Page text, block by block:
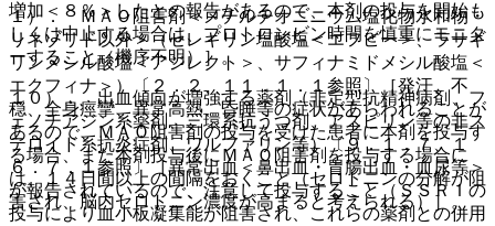
増加＜８％＞したとの報告があるので、本剤の投与を開始も
しくは中止する場合は、プロトロンビン時間を慎重にモニタ
ーすること（機序不明）］。
１０）． 出血傾向が増強する薬剤（非定型抗精神病剤、フ
ェノチアジン系薬剤、三環系抗うつ剤、アスピリン等の非ス
テロイド系抗炎症剤、ワルファリン等）〔９．１．７、１
６．７．１参照〕［異常出血＜鼻出血・胃腸出血・血尿等＞
が報告されているので、注意して投与すること（ＳＳＲＩの
投与により血小板凝集能が阻害され、これらの薬剤との併用
１）． ＭＡＯ阻害剤＜メチルチオニニウム塩化物水和物・
リネゾリド以外＞（セレギリン塩酸塩＜エフピー＞、ラサギ
リンメシル酸塩＜アジレクト＞、サフィナミドメシル酸塩＜
エクフィナ＞）〔２．２、１１．１．１参照〕［発汗、不
穏、全身痙攣、異常高熱、昏睡等の症状があらわれることが
あるので、ＭＡＯ阻害剤の投与を受けた患者に本剤を投与す
る場合、また本剤投与後にＭＡＯ阻害剤を投与する場合に
は、１４日間以上の間隔をおくこと（セロトニンの分解が阻
害され、脳内セロトニン濃度が高まると考えられる）］。